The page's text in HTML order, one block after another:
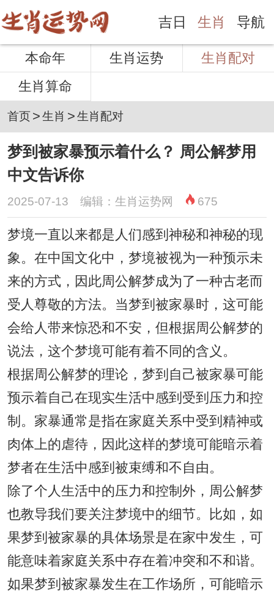
吉日 生肖 导航
本命年 生肖运势
生肖配对
生肖算命
首页>生肖 >生肖配对
梦到被家暴预示着什么？ 周公解梦用
中文告诉你
2025-07-13 编辑：生肖运势网 675
梦境一直以来都是人们感到神秘和神秘的现
象。在中国文化中，梦境被视为一种预示未
来的方式，因此周公解梦成为了一种古老而
受人尊敬的方法。当梦到被家暴时，这可能
会给人带来惊恐和不安，但根据周公解梦的
说法，这个梦境可能有着不同的含义。
根据周公解梦的理论，梦到自己被家暴可能
预示着自己在现实生活中感到受到压力和控
制。家暴通常是指在家庭关系中受到精神或
肉体上的虐待，因此这样的梦境可能暗示着
梦者在生活中感到被束缚和不自由。
除了个人生活中的压力和控制外，周公解梦
也教导我们要关注梦境中的细节。比如，如
果梦到被家暴的具体场景是在家中发生，可
能意味着家庭关系中存在着冲突和不和谐。
如果梦到被家暴发生在工作场所，可能暗示